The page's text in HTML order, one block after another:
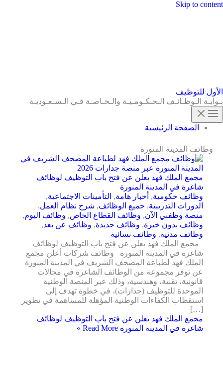
Skip to content
الأول للتوظيف
بـوابـة الـوظـائـف الـحـكـومـيـة والـخـاصـة فـي الـسـعـوديـة
الصفحة الرئيسية
وظائف المدينة المنورة
مجمع الملك فهد يعلن عن فتح باب التوظيف لوظائف
شاغرة في المدينة المنورة
وظائف حكومية, أخبار هامة, التأمينات الاجتماعية,
الدورات التدريبية, جميع الوظائف, شرح نظام العمل,
منصة وظفني الآن, وظائف القطاع الخاص, وظائف اليوم,
وظائف بدون خبرة, وظائف جديدة, وظائف عن بعد,
وظائف مدنية, وظائف نسائية
مجمع الملك فهد يعلن عن فتح باب التوظيف لوظائف
شاغرة في المدينة المنورة وظائف شركات أعلن مجمع
الملك فهد لطباعة المصحف الشريف في المدينة المنورة
عن توفر مجموعة من الوظائف الشاغرة في مجالات
قانونية، تقنية، وهندسية، وذلك عبر المنصة الوطنية
الموحدة للتوظيف (جدارات)، في خطوة تهدف إلى
استقطاب الكفاءات الوطنية المؤهلة للمساهمة في تطوير
[…]
مجمع الملك فهد يعلن عن فتح باب التوظيف لوظائف
شاغرة في المدينة المنورة